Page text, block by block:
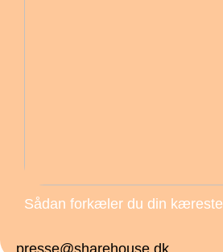
Sådan forkæler du din kæreste
presse@sharehouse.dk